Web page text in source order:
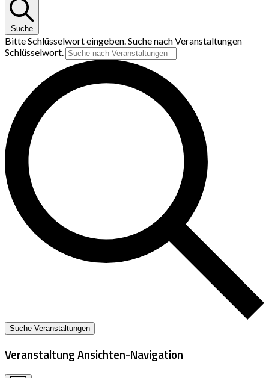
Suche
Bitte Schlüsselwort eingeben. Suche nach Veranstaltungen
Schlüsselwort.
Suche Veranstaltungen
Veranstaltung Ansichten-Navigation